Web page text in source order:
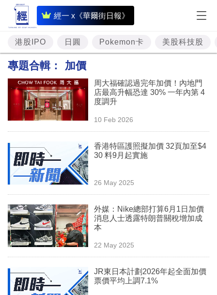
經一 x《華爾街日報》
即
時
財
經
題
投
資
理
商
業
科
技
場
港股IPO 日圓 Pokemon卡 美股科技股
專題合輯： 加價
周大福確認過完年加價！內地門
店最高升幅恐達 30% 一年內第 4
度調升
10 Feb 2026
香港特區護照擬加價 32頁加至$4
30 料9月起實施
26 May 2025
外媒：Nike總部打算6月1日加價
消息人士透露特朗普關稅增加成
本
22 May 2025
JR東日本計劃2026年起全面加價
票價平均上調7.1%